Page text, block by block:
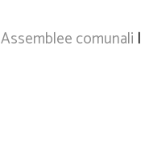
Assemblee comunali |